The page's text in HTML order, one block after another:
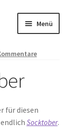
Menü
für diesen
Socktober.